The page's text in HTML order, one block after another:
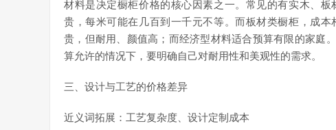
材料是决定橱柜价格的核心因素之一。常见的有实木、
贵，每米可能在几百到一千元不等。而板材类橱柜，成
贵，但耐用、颜值高；而经济型材料适合预算有限的家庭
算允许的情况下，要明确自己对耐用性和美观性的需求。
三、设计与工艺的价格差异
近义词拓展：工艺复杂度、设计定制成本